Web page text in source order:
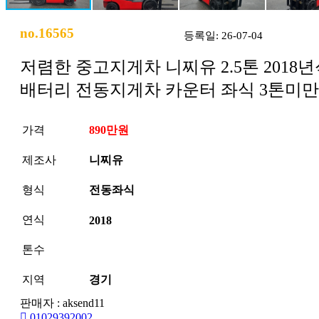
no.16565 등록일: 26-07-04
저렴한 중고지게차 니찌유 2.5톤 2018년
배터리 전동지게차 카운터 좌식 3톤미만
가격 890만원
제조사 니찌유
형식 전동좌식
연식 2018
톤수
지역
경기
판매자 : aksend11